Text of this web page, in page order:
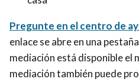
Pregunte en el centro de
enlace se abre en una
mediación está disponible el
mediación también puede